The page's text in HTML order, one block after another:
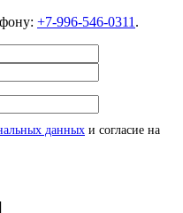
+7-996-546-0311 .
данных и согласие на